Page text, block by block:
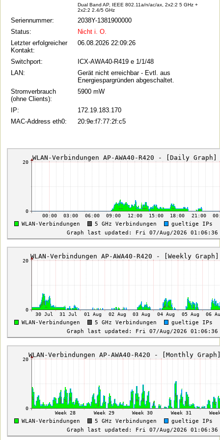
Dual Band AP, IEEE 802.11a/n/ac/ax, 2x2:2 5 GHz +
2x2:2 2.4/5 GHz
Seriennummer:
2038Y-1381900000
Status:
Nicht i. O.
Letzter erfolgreicher
Kontakt:
06.08.2026 22:09:26
Switchport:
ICX-AWA40-R419 e 1/1/48
LAN:
Gerät nicht erreichbar - Evtl. aus
Energiespargründen abgeschaltet.
Stromverbrauch
(ohne Clients):
5900 mW
IP:
172.19.183.170
MAC-Address eth0:
20:9e:f7:77:2f:c5